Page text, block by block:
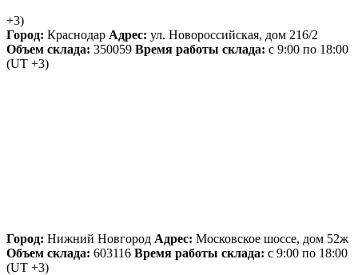
+3)
Город: Краснодар Адрес: ул. Новороссийская, дом 216/2
Объем склада: 350059 Время работы склада: с 9:00 по 18:00
(UT +3)
Город: Нижний Новгород Адрес: Московское шоссе, дом 52ж
Объем склада: 603116 Время работы склада: с 9:00 по 18:00
(UT +3)